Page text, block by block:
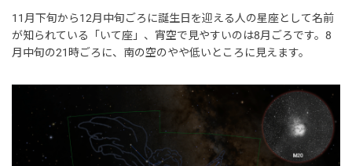
11月下旬から12月中旬ごろに誕生日を迎える人の星座として名前
が知られている「いて座」、宵空で見やすいのは8月ごろです。8
月中旬の21時ごろに、南の空のやや低いところに見えます。